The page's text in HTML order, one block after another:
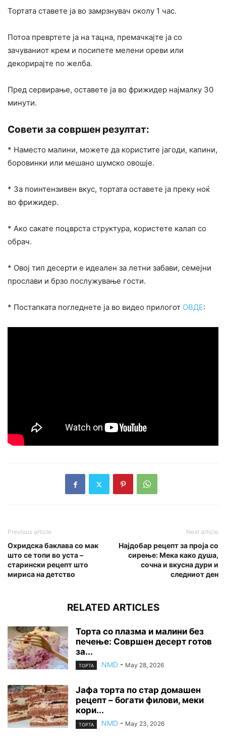
Тортата ставете ја во замрзнувач околу 1 час.
Потоа превртете ја на тацна, премачкајте ја со
зачуваниот крем и посипете мелени ореви или
декорирајте по желба.
Пред сервирање, оставете ја во фрижидер најмалку 30
минути.
Совети за совршен резултат:
* Наместо малини, можете да користите јагоди, капини,
боровинки или мешано шумско овошје.
* За поинтензивен вкус, тортата оставете ја преку ноќ
во фрижидер.
* Ако сакате поцврста структура, користете калап со
обрач.
* Овој тип десерти е идеален за летни забави, семејни
прослави и брзо послужување гости.
* Постапката погледнете ја во видео прилогот ОВДЕ:
Previous article
Охридска баклава со мак
што се топи во уста –
старински рецепт што
мириса на детство
Next article
Најдобар рецепт за проја со
сирење: Мека како душа,
сочна и вкусна дури и
следниот ден
RELATED ARTICLES
Торта со плазма и малини без
печење: Совршен десерт готов
за...
ТОРТА NMD - May 28, 2026
Јафа торта по стар домашен
рецепт – богати филови, меки
кори...
ТОРТА NMD - May 23, 2026